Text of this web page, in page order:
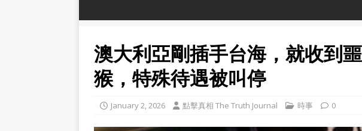
澳大利亞剛插手台海，就收到
猴，特殊待遇被叫停
January 2, 2026 點擊真相 The Truth Journal 時事 0